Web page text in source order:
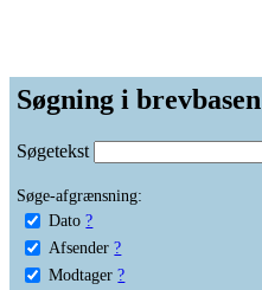
Søgning i brevbasen
Søgetekst
Søge-afgrænsning:
Dato ?
Afsender ?
Modtager ?